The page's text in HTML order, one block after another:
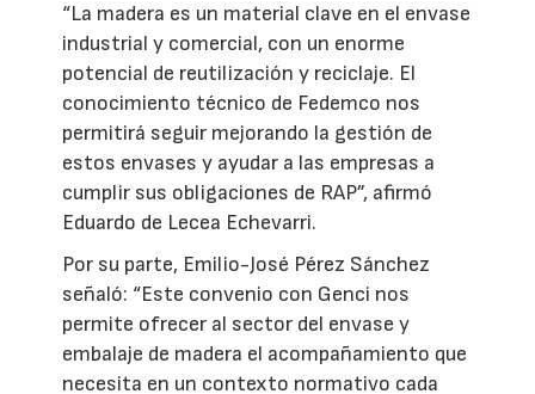
“La madera es un material clave en el envase
industrial y comercial, con un enorme
potencial de reutilización y reciclaje. El
conocimiento técnico de Fedemco nos
permitirá seguir mejorando la gestión de
estos envases y ayudar a las empresas a
cumplir sus obligaciones de RAP”, afirmó
Eduardo de Lecea Echevarri.
Por su parte, Emilio-José Pérez Sánchez
señaló: “Este convenio con Genci nos
permite ofrecer al sector del envase y
embalaje de madera el acompañamiento que
necesita en un contexto normativo cada